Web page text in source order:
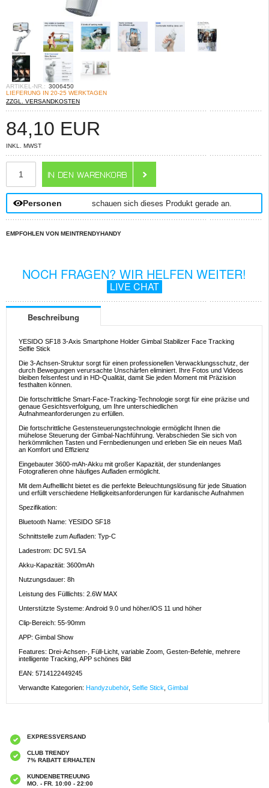
ARTIKEL-NR.: 3006450
LIEFERUNG IN 20-25 WERKTAGEN
ZZGL. VERSANDKOSTEN
84,10 EUR
INKL. MWST
Personen schauen sich dieses Produkt gerade an.
EMPFOHLEN VON MEINTRENDYHANDY
NOCH FRAGEN? WIR HELFEN WEITER!
LIVE CHAT
Beschreibung
YESIDO SF18 3-Axis Smartphone Holder Gimbal Stabilizer Face Tracking
Selfie Stick
Die 3-Achsen-Struktur sorgt für einen professionellen Verwacklungsschutz, der
durch Bewegungen verursachte Unschärfen eliminiert. Ihre Fotos und Videos
bleiben felsenfest und in HD-Qualität, damit Sie jeden Moment mit Präzision
festhalten können.
Die fortschrittliche Smart-Face-Tracking-Technologie sorgt für eine präzise und
genaue Gesichtsverfolgung, um Ihre unterschiedlichen
Aufnahmeanforderungen zu erfüllen.
Die fortschrittliche Gestensteuerungstechnologie ermöglicht Ihnen die
mühelose Steuerung der Gimbal-Nachführung. Verabschieden Sie sich von
herkömmlichen Tasten und Fernbedienungen und erleben Sie ein neues Maß
an Komfort und Effizienz
Eingebauter 3600-mAh-Akku mit großer Kapazität, der stundenlanges
Fotografieren ohne häufiges Aufladen ermöglicht.
Mit dem Aufhelllicht bietet es die perfekte Beleuchtungslösung für jede Situation
und erfüllt verschiedene Helligkeitsanforderungen für kardanische Aufnahmen
Spezifikation:
Bluetooth Name: YESIDO SF18
Schnittstelle zum Aufladen: Typ-C
Ladestrom: DC 5V1.5A
Akku-Kapazität: 3600mAh
Nutzungsdauer: 8h
Leistung des Fülllichts: 2.6W MAX
Unterstützte Systeme: Android 9.0 und höher/iOS 11 und höher
Clip-Bereich: 55-90mm
APP: Gimbal Show
Features: Drei-Achsen-, Füll-Licht, variable Zoom, Gesten-Befehle, mehrere
intelligente Tracking, APP schönes Bild
EAN: 5714122449245
Verwandte Kategorien: Handyzubehör, Selfie Stick Gimbal
EXPRESSVERSAND
CLUB TRENDY
7% RABATT ERHALTEN
KUNDENBETREUUNG
MO. - FR. 10:00 - 22:00